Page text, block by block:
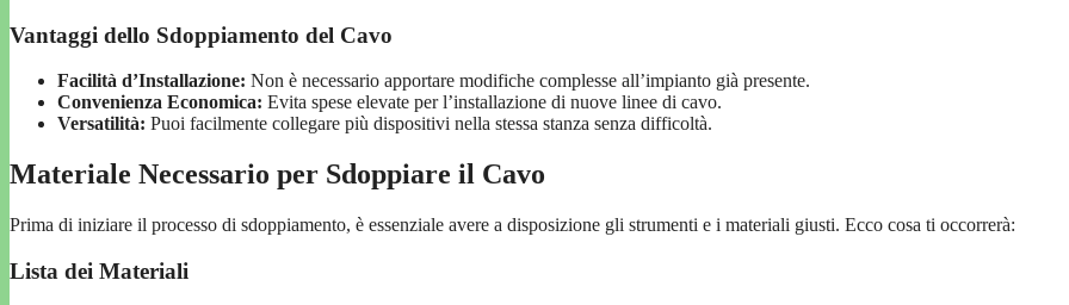
Vantaggi dello Sdoppiamento del Cavo
Facilità d’Installazione: Non è necessario apportare modifiche complesse all’impianto già presente.
Convenienza Economica: Evita spese elevate per l’installazione di nuove linee di cavo.
Versatilità: Puoi facilmente collegare più dispositivi nella stessa stanza senza difficoltà.
Materiale Necessario per Sdoppiare il Cavo
Prima di iniziare il processo di sdoppiamento, è essenziale avere a disposizione gli strumenti e i materiali giusti. Ecco cosa ti occorrerà:
Lista dei Materiali